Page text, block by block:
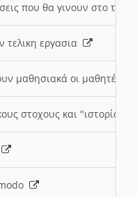
που θα γινουν στο
εργασια
μαθησιακά οι μαθητές/
στοχους και "ιστορία"